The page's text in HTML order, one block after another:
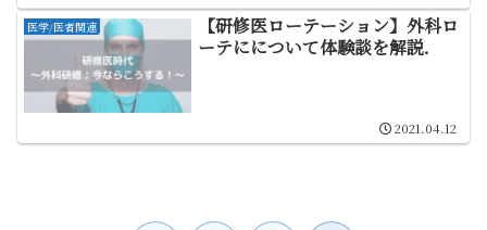
医学/医者関連
【研修医ローテーション】外科ロ
ーテにについて体験談を解説．
2021.04.12